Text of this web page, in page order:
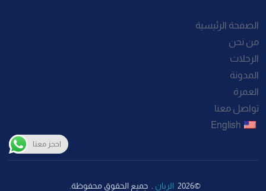
الصفحة الرئيسية
من نحن
الرحلات
المدونة
العمرة
تواصل معنا
English
©2026 الربان . جميع الحقوق محفوظة.
احجز معنا